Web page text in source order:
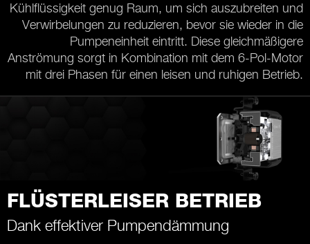
Kühlflüssigkeit genug Raum, um sich auszubreiten und
Verwirbelungen zu reduzieren, bevor sie wieder in die
Pumpeneinheit eintritt. Diese gleichmäßigere
Anströmung sorgt in Kombination mit dem 6-Pol-Motor
mit drei Phasen für einen leisen und ruhigen Betrieb.
FLÜSTERLEISER BETRIEB
Dank effektiver Pumpendämmung